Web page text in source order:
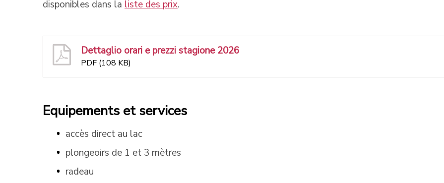
disponibles dans la liste des prix.
Dettaglio orari e prezzi stagione 2026
PDF (108 KB)
Equipements et services
accès direct au lac
plongeoirs de 1 et 3 mètres
radeau